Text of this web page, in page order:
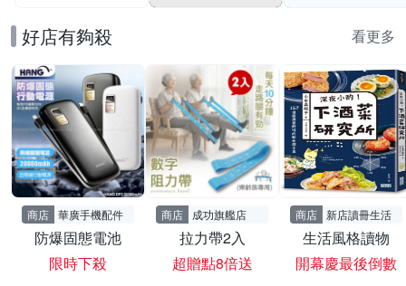
好店有夠殺 看更多
商店 華廣手機配件
防爆固態電池
限時下殺
商店 成功旗艦店
拉力帶2入
超贈點8倍送
商店 新店讀冊生活
生活風格讀物
開幕慶最後倒數